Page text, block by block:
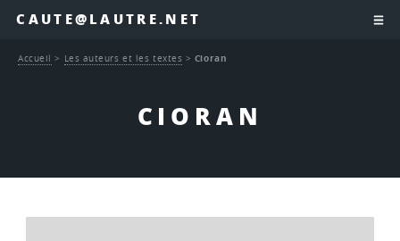
CAUTE@LAUTRE.NET
CIORAN
Accueil > Les auteurs et les textes > Cioran